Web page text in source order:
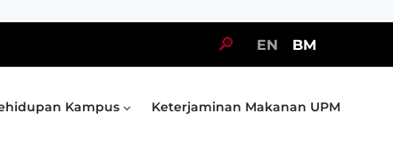
🔎 EN BM
Kampus Keterjaminan Makanan UPM